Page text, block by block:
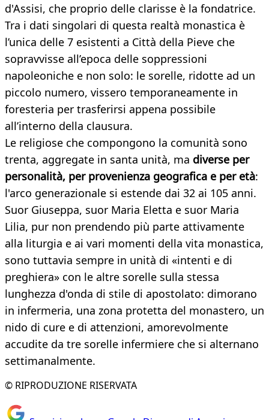
d'Assisi, che proprio delle clarisse è la fondatrice.
Tra i dati singolari di questa realtà monastica è
l’unica delle 7 esistenti a Città della Pieve che
sopravvisse all’epoca delle soppressioni
napoleoniche e non solo: le sorelle, ridotte ad un
piccolo numero, vissero temporaneamente in
foresteria per trasferirsi appena possibile
all’interno della clausura.
Le religiose che compongono la comunità sono
trenta, aggregate in santa unità, ma diverse per
personalità, per provenienza geografica e per età:
l'arco generazionale si estende dai 32 ai 105 anni.
Suor Giuseppa, suor Maria Eletta e suor Maria
Lilia, pur non prendendo più parte attivamente
alla liturgia e ai vari momenti della vita monastica,
sono tuttavia sempre in unità di «intenti e di
preghiera» con le altre sorelle sulla stessa
lunghezza d'onda di stile di apostolato: dimorano
in infermeria, una zona protetta del monastero, un
nido di cure e di attenzioni, amorevolmente
accudite da tre sorelle infermiere che si alternano
settimanalmente.
© RIPRODUZIONE RISERVATA